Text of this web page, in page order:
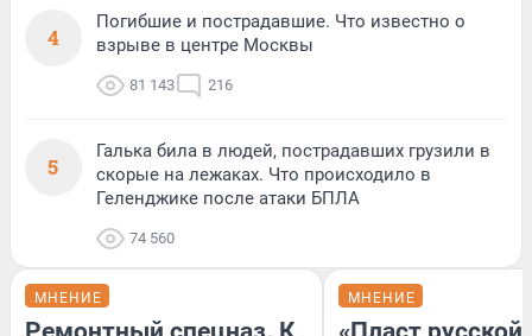
4
Погибшие и пострадавшие. Что известно о
взрыве в центре Москвы
81 143 216
5
Галька била в людей, пострадавших грузили в
скорые на лежаках. Что происходило в
Геленджике после атаки БПЛА
74 560
МНЕНИЕ МНЕНИЕ